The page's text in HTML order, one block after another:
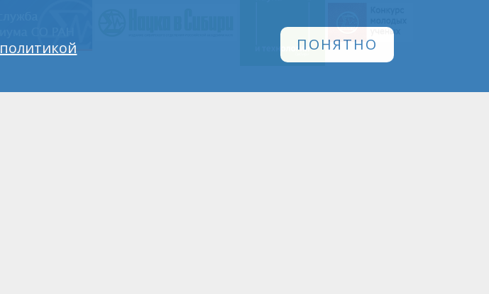
политикой
ПОНЯТНО